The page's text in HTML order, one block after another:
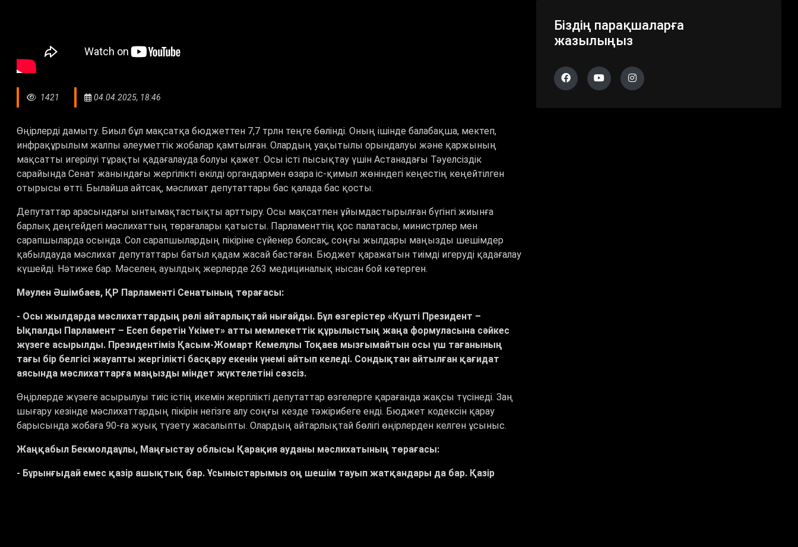
1421 04.04.2025, 18:46
Өңірлерді дамыту. Биыл бұл мақсатқа бюджеттен 7,7 трлн теңге бөлінді. Оның ішінде балабақша, мектеп,
инфрақұрылым жалпы әлеуметтік жобалар қамтылған. Олардың уақытылы орындалуы және қаржының
мақсатты игерілуі тұрақты қадағалауда болуы қажет. Осы істі пысықтау үшін Астанадағы Тәуелсіздік
сарайында Сенат жанындағы жергілікті өкілді органдармен өзара іс-қимыл жөніндегі кеңестің кеңейтілген
отырысы өтті. Былайша айтсақ, мәслихат депутаттары бас қалада бас қосты.
Депутаттар арасындағы ынтымақтастықты арттыру. Осы мақсатпен ұйымдастырылған бүгінгі жиынға
барлық деңгейдегі мәслихаттың төрағалары қатысты. Парламенттің қос палатасы, министрлер мен
сарапшыларда осында. Сол сарапшылардың пікіріне сүйенер болсақ, соңғы жылдары маңызды шешімдер
қабылдауда мәслихат депутаттары батыл қадам жасай бастаған. Бюджет қаражатын тиімді игеруді қадағалау
күшейді. Нәтиже бар. Мәселен, ауылдық жерлерде 263 медициналық нысан бой көтерген.
Мәулен Әшімбаев, ҚР Парламенті Сенатының төрағасы:
- Осы жылдарда мәслихаттардың рөлі айтарлықтай нығайды. Бұл өзгерістер «Күшті Президент –
Ықпалды Парламент – Есеп беретін Үкімет» атты мемлекеттік құрылыстың жаңа формуласына сәйкес
жүзеге асырылды. Президентіміз Қасым-Жомарт Кемелұлы Тоқаев мызғымайтын осы үш тағанының
тағы бір белгісі жауапты жергілікті басқару екенін үнемі айтып келеді. Сондықтан айтылған қағидат
аясында мәслихаттарға маңызды міндет жүктелетіні сөзсіз.
Өңірлерде жүзеге асырылуы тиіс істің икемін жергілікті депутаттар өзгелерге қарағанда жақсы түсінеді. Заң
шығару кезінде мәслихаттардың пікірін негізге алу соңғы кезде тәжірибеге енді. Бюджет кодексін қарау
барысында жобаға 90-ға жуық түзету жасалыпты. Олардың айтарлықтай бөлігі өңірлерден келген ұсыныс.
Жаңқабыл Бекмолдаұлы, Маңғыстау облысы Қарақия ауданы мәслихатының төрағасы:
- Бұрынғыдай емес қазір ашықтық бар. Ұсыныстарымыз оң шешім тауып жатқандары да бар. Қазір
Біздің парақшаларға
жазылыңыз